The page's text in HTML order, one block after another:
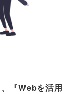
『Webを活用